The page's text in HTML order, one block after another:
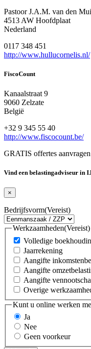
Pastoor J.A.M. van den
4513 AW Hoofdplaat
Nederland
0117 348 451
http://www.hullucornelis.nl/
FiscoCount
Kanaalstraat 9
9060 Zelzate
België
+32 9 345 55 40
http://www.fiscocount.be/
GRATIS offertes aanvragen
Vind een belastingadviseur in
×
Bedrijfsvorm(Vereist)
Werkzaamheden(Vereist)
Volledige
Jaarrekening
Aangifte
Aangifte
Aangifte
Overige
Kunt u online werken
Ja
Nee
Geen voorkeur